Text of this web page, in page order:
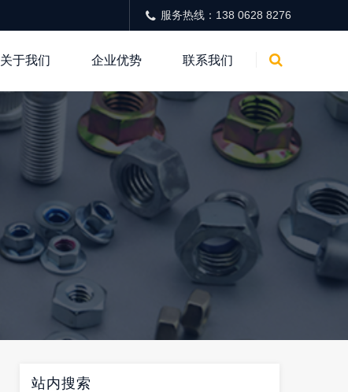
服务热线：138 0628 8276
关于我们 企业优势 联系我们
站内搜索